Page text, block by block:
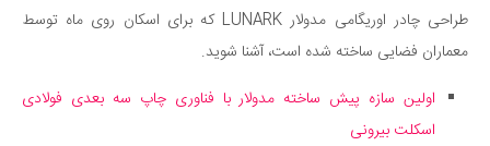
بیماری و درمان
کودک و مادر
ورزش و تندرستی
روانشناسی
طراحی چادر اوریگامی مدولار LUNARK که برای اسکان روی ماه توسط
معماران فضایی ساخته شده است، آشنا شوید.
اولین سازه پیش ساخته مدولار با فناوری چاپ سه بعدی فولادی
اسکلت بیرونی